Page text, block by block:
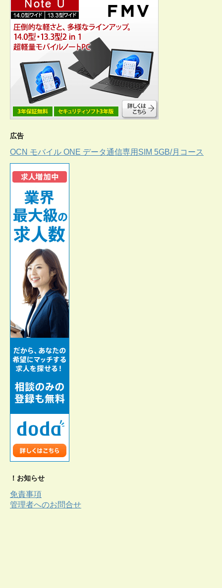
広告
OCN モバイル ONE データ通信専用SIM 5GB/月コース
！お知らせ
免責事項
管理者へのお問合せ